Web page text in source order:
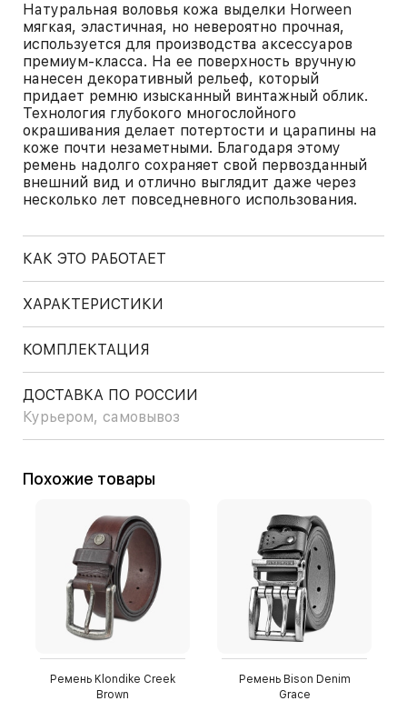
Натуральная воловья кожа выделки Horween
мягкая, эластичная, но невероятно прочная,
используется для производства аксессуаров
премиум-класса. На ее поверхность вручную
нанесен декоративный рельеф, который
придает ремню изысканный винтажный облик.
Технология глубокого многослойного
окрашивания делает потертости и царапины на
коже почти незаметными. Благодаря этому
ремень надолго сохраняет свой первозданный
внешний вид и отлично выглядит даже через
несколько лет повседневного использования.
КАК ЭТО РАБОТАЕТ
ХАРАКТЕРИСТИКИ
КОМПЛЕКТАЦИЯ
ДОСТАВКА ПО РОССИИ
Курьером, самовывоз
Похожие товары
Ремень Klondike Creek
Brown
Ремень Bison Denim
Grace